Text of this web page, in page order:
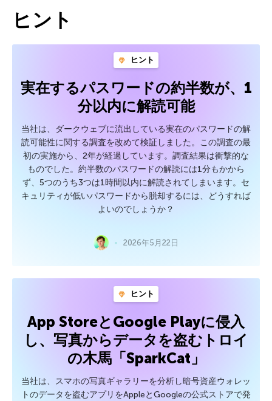
ヒント
ヒント
実在するパスワードの約半数が、1
分以内に解読可能
当社は、ダークウェブに流出している実在のパスワードの解
読可能性に関する調査を改めて検証しました。この調査の最
初の実施から、2年が経過しています。調査結果は衝撃的な
ものでした。約半数のパスワードの解読には1分もかから
ず、5つのうち3つは1時間以内に解読されてしまいます。セ
キュリティが低いパスワードから脱却するには、どうすれば
よいのでしょうか？
2026年5月22日
ヒント
App StoreとGoogle Playに侵入
し、写真からデータを盗むトロイ
の木馬「SparkCat」
当社は、スマホの写真ギャラリーを分析し暗号資産ウォレッ
トのデータを盗むアプリをAppleとGoogleの公式ストアで発